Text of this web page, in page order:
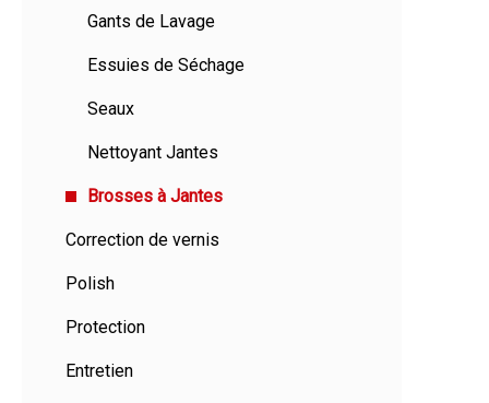
Gants de Lavage
Essuies de Séchage
Seaux
Nettoyant Jantes
Brosses à Jantes
Correction de vernis
Polish
Protection
Entretien